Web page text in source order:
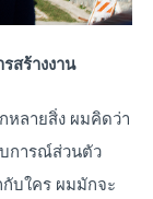
สร้างงาน
หลายสิ่ง ผมคิดว่า
การณ์ส่วนตัว
บใคร ผมมักจะ